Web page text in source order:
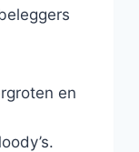
en